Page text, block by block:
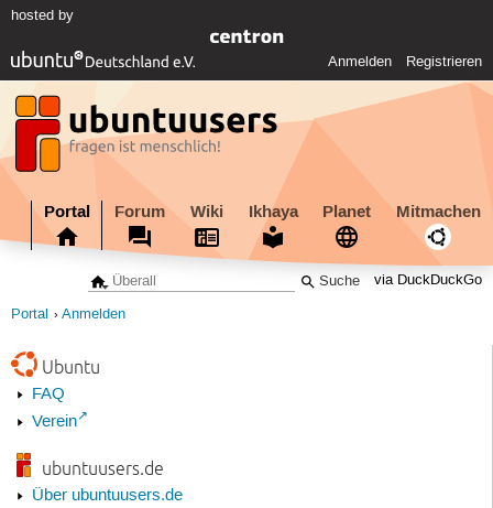
hosted by
Anmelden Registrieren
Portal Forum Wiki Ikhaya Planet Mitmachen
via DuckDuckGo
Portal Anmelden
Ubuntu
FAQ
Verein
ubuntuusers.de
Über ubuntuusers.de